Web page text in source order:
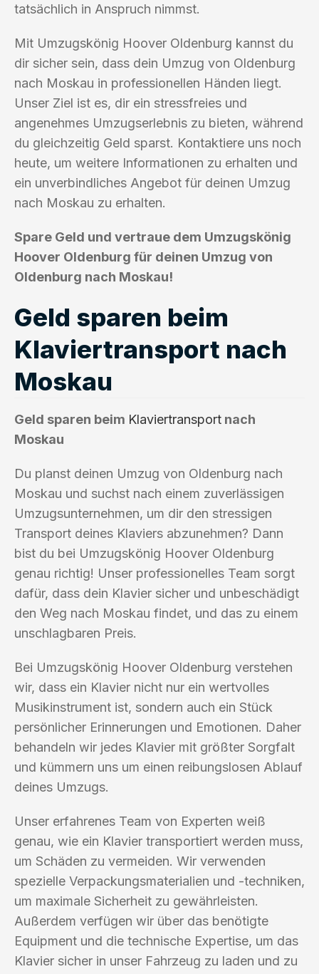
tatsächlich in Anspruch nimmst.
Mit Umzugskönig Hoover Oldenburg kannst du
dir sicher sein, dass dein Umzug von Oldenburg
nach Moskau in professionellen Händen liegt.
Unser Ziel ist es, dir ein stressfreies und
angenehmes Umzugserlebnis zu bieten, während
du gleichzeitig Geld sparst. Kontaktiere uns noch
heute, um weitere Informationen zu erhalten und
ein unverbindliches Angebot für deinen Umzug
nach Moskau zu erhalten.
Spare Geld und vertraue dem Umzugskönig
Hoover Oldenburg für deinen Umzug von
Oldenburg nach Moskau!
Geld sparen beim
Klaviertransport nach
Moskau
Geld sparen beim Klaviertransport nach
Moskau
Du planst deinen Umzug von Oldenburg nach
Moskau und suchst nach einem zuverlässigen
Umzugsunternehmen, um dir den stressigen
Transport deines Klaviers abzunehmen? Dann
bist du bei Umzugskönig Hoover Oldenburg
genau richtig! Unser professionelles Team sorgt
dafür, dass dein Klavier sicher und unbeschädigt
den Weg nach Moskau findet, und das zu einem
unschlagbaren Preis.
Bei Umzugskönig Hoover Oldenburg verstehen
wir, dass ein Klavier nicht nur ein wertvolles
Musikinstrument ist, sondern auch ein Stück
persönlicher Erinnerungen und Emotionen. Daher
behandeln wir jedes Klavier mit größter Sorgfalt
und kümmern uns um einen reibungslosen Ablauf
deines Umzugs.
Unser erfahrenes Team von Experten weiß
genau, wie ein Klavier transportiert werden muss,
um Schäden zu vermeiden. Wir verwenden
spezielle Verpackungsmaterialien und -techniken,
um maximale Sicherheit zu gewährleisten.
Außerdem verfügen wir über das benötigte
Equipment und die technische Expertise, um das
Klavier sicher in unser Fahrzeug zu laden und zu